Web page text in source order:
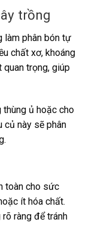
trồng
làm phân bón tự
chất xơ, khoáng
trọng, giúp
ủ hoặc cho
củ này sẽ phân
toàn cho sức
ít hóa chất.
ràng để tránh